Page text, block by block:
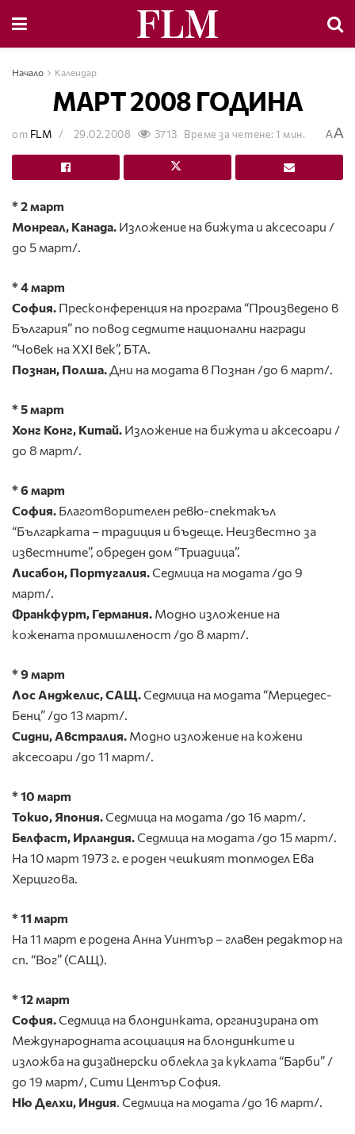
Начало Календар
МАРТ 2008 ГОДИНА
от FLM 29.02.2008 3713 Време за четене: 1 мин. AA
* 2 март
Монреал, Канада. Изложение на бижута и аксесоари /
до 5 март/.
* 4 март
София. Пресконференция на програма “Произведено в
България” по повод седмите национални награди
“Човек на XXI век”, БТА.
Познан, Полша. Дни на модата в Познан /до 6 март/.
* 5 март
Хонг Конг, Китай. Изложение на бижута и аксесоари /
до 8 март/.
* 6 март
София. Благотворителен ревю-спектакъл
“Българката – традиция и бъдеще. Неизвестно за
известните”, обреден дом “Триадица”.
Лисабон, Португалия.Седмица на модата /до 9
март/.
Франкфурт, Германия. Модно изложение на
кожената промишленост /до 8 март/.
* 9 март
Лос Анджелис, САЩ.Седмица на модата “Мерцедес-
Бенц” /до 13 март/.
Сидни, Австралия. Модно изложение на кожени
аксесоари /до 11 март/.
* 10 март
Токио, Япония.Седмица на модата /до 16 март/.
Белфаст, Ирландия.Седмица на модата /до 15 март/.
На 10 март 1973 г. е роден чешкият топмодел Ева
Херцигова.
* 11 март
На 11 март е родена Анна Уинтър – главен редактор на
сп. “Вог” (САЩ).
* 12 март
София.Седмица на блондинката, организирана от
Международната асоциация на блондинките и
изложба на дизайнерски облекла за куклата “Барби” /
до 19 март/, Сити Център София.
Ню Делхи, Индия . Седмица на модата /до 16 март/.